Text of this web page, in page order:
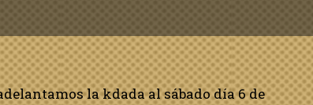
la kdada al sábado día 6 de